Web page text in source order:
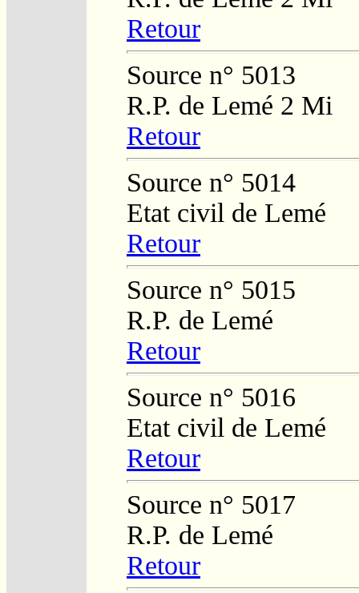
Retour
Source n° 5013
R.P. de Lemé 2 Mi
Retour
Source n° 5014
Etat civil de Lemé
Retour
Source n° 5015
R.P. de Lemé
Retour
Source n° 5016
Etat civil de Lemé
Retour
Source n° 5017
R.P. de Lemé
Retour